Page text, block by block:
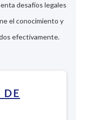
desafíos legales
el conocimiento y
efectivamente.
DE